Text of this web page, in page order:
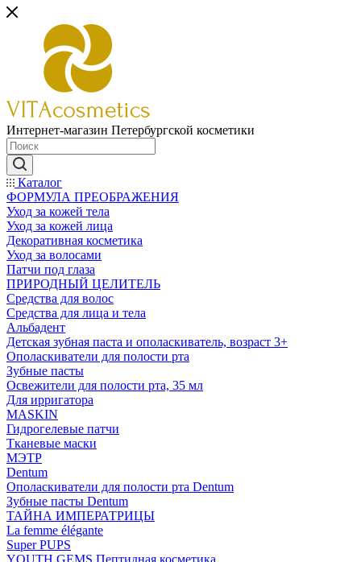
Интернет-магазин Петербургской косметики
Каталог
ФОРМУЛА ПРЕОБРАЖЕНИЯ
Уход за кожей тела
Уход за кожей лица
Декоративная косметика
Уход за волосами
Патчи под глаза
ПРИРОДНЫЙ ЦЕЛИТЕЛЬ
Средства для волос
Средства для лица и тела
Альбадент
Детская зубная паста и ополаскиватель, возраст 3+
Ополаскиватели для полости рта
Зубные пасты
Освежители для полости рта, 35 мл
Для ирригатора
MASKIN
Гидрогелевые патчи
Тканевые маски
МЭТР
Dentum
Ополаскиватели для полости рта Dentum
Зубные пасты Dentum
ТАЙНА ИМПЕРАТРИЦЫ
La femme élégante
Super PUPS
YOUTH GEMS Пептидная косметика